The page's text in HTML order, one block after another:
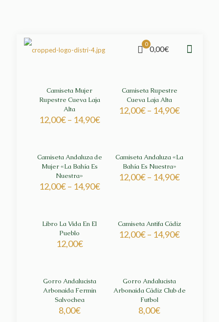
0
0,00€
Camiseta Mujer
Rupestre Cueva Laja
Alta
12,00€– 14,90€
Camiseta Rupestre
Cueva Laja Alta
12,00€– 14,90€
Camiseta Andaluza de
Mujer «La Bahía Es
Nuestra»
12,00€– 14,90€
Camiseta Andaluza «La
Bahía Es Nuestra»
12,00€– 14,90€
Libro La Vida En El
Pueblo
12,00€
Camiseta Antifa Cádiz
12,00€– 14,90€
Gorro Andalucista
Arbonaida Fermin
Salvochea
8,00€
Gorro Andalucista
Arbonaida Cádiz Club de
Futbol
8,00€